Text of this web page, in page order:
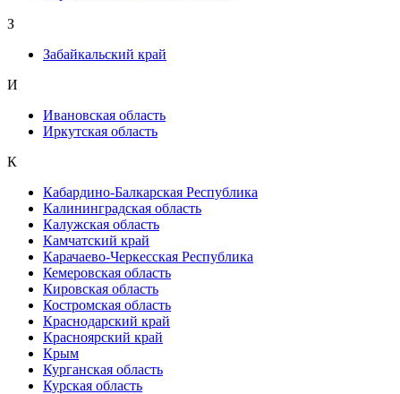
З
Забайкальский край
И
Ивановская область
Иркутская область
К
Кабардино-Балкарская Республика
Калининградская область
Калужская область
Камчатский край
Карачаево-Черкесская Республика
Кемеровская область
Кировская область
Костромская область
Краснодарский край
Красноярский край
Крым
Курганская область
Курская область